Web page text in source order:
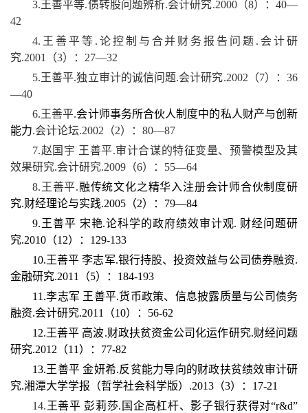
3.王善平等.债转股问题辨析.会计研究.2000（8）：40—
42
4.王善平等.论控制与合并财务报告问题.会计研
究.2001（3）：27—32
5.王善平.独立审计的诚信问题.会计研究.2002（7）：36
—40
6.王善平.会计师事务所合伙人制度中的私人财产与创新
能力.会计论坛.2002（2）：80—87
7.赵国宇 王善平.审计合谋的特征变量、预警模型及其
效果研究.会计研究.2009（6）：55—64
8. 王善平.融传统文化之精华入注册会计师合伙制度研
究.财经理论与实践.2005（2）：79—84
9.王善平 宋艳.论科学的政府绩效审计观. 财经问题研
究.2010（12）：129-133
10.王善平 李志军.银行持股、投资效益与公司债券融资.
金融研究.2011（5）：184-193
11.李志军 王善平.货币政策、信息披露质量与公司债务
融资.会计研究.2011（10）：56-62
12.王善平 高波.财政扶贫资金公司化运作研究.财经问题
研究.2012（11）：77-82
13.王善平 金妍希.反贫能力导向的财政扶贫绩效审计研
究.湘潭大学学报（哲学社会科学版）.2013（3）：17-21
14. 王善平 彭莉莎.国企高杠杆、影子银行获得对“r&d”